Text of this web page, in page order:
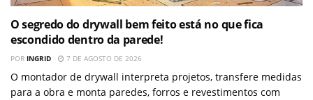
O segredo do drywall bem feito está no que fica
escondido dentro da parede!
POR INGRID 7 DE AGOSTO DE 2026
O montador de drywall interpreta projetos, transfere medidas
para a obra e monta paredes, forros e revestimentos com